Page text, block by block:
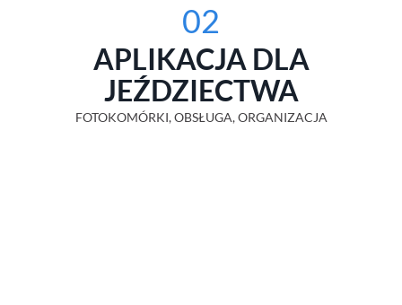
02
APLIKACJA DLA
JEŹDZIECTWA
FOTOKOMÓRKI, OBSŁUGA, ORGANIZACJA